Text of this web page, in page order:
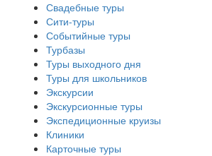
Свадебные туры
Сити-туры
Событийные туры
Турбазы
Туры выходного дня
Туры для школьников
Экскурсии
Экскурсионные туры
Экспедиционные круизы
Клиники
Карточные туры